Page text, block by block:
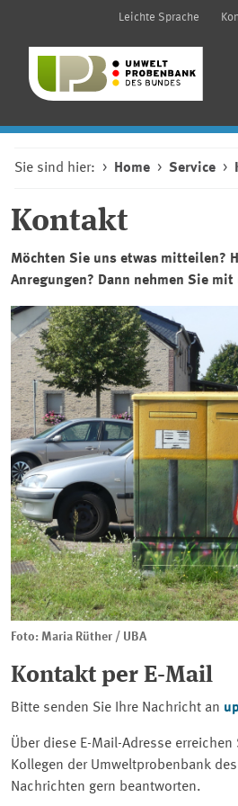
Leichte Sprache
Sie sind hier: Home Service
Kontakt
Möchten Sie uns etwas mitteilen?
Anregungen? Dann nehmen Sie
Foto: Maria Rüther / UBA
Kontakt per E-Mail
Bitte senden Sie Ihre Nachricht an
Über diese E-Mail-Adresse
Kollegen der Umweltprobenbank
Nachrichten gern beantworten.